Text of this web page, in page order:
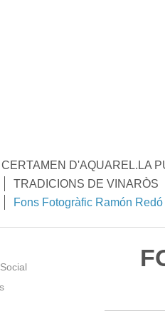
CERTAMEN D'AQUAREL.LA
TRADICIONS DE VINARÒS
Fons Fotogràfic Ramón Redó